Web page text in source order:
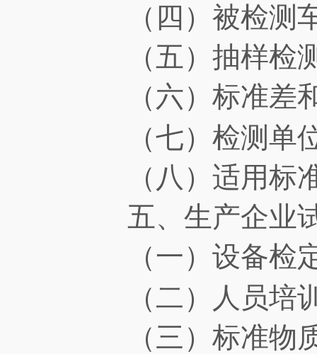
（四）被检测车
（五）抽样检测
（六）标准差
（七）检测单
（八）适用标
五、生产企业试
（一）设备检
（二）人员培
（三）标准物